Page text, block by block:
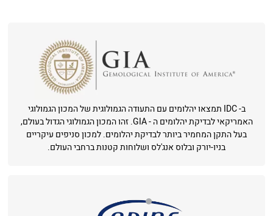
ב- IDC תמצאו יהלומים עם התעודה הגמולוגית של המכון הגמולוגי
האמריקאי לבדיקת יהלומים ה - GIA. זהו המכון הגמולוגי הגדול בעולם,
בעל התקן המחמיר ביותר לבדיקת יהלומים. למכון סניפים עיקריים
בניו-יורק ובלוס אנג'לס ושלוחות קטנות ברחבי העולם.